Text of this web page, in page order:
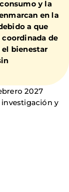
y la
en la
a que
de
el bienestar
2027
investigación y